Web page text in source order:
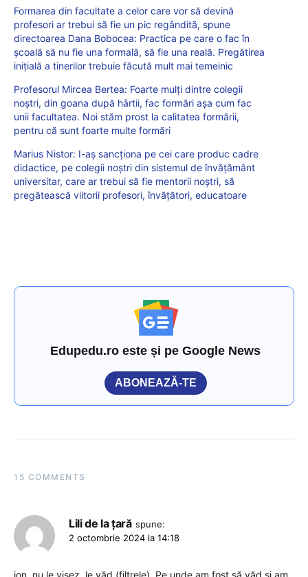
Formarea din facultate a celor care vor să devină
profesori ar trebui să fie un pic regândită, spune
directoarea Dana Bobocea: Practica pe care o fac în
școală să nu fie una formală, să fie una reală. Pregătirea
inițială a tinerilor trebuie făcută mult mai temeinic
Profesorul Mircea Bertea: Foarte mulți dintre colegii
noștri, din goana după hârtii, fac formări așa cum fac
unii facultatea. Noi stăm prost la calitatea formării,
pentru că sunt foarte multe formări
Marius Nistor: I-aș sancționa pe cei care produc cadre
didactice, pe colegii noștri din sistemul de învățământ
universitar, care ar trebui să fie mentorii noștri, să
pregătească viitorii profesori, învățători, educatoare
Edupedu.ro este și pe Google News
ABONEAZĂ-TE
15 COMMENTS
Lili de la țară spune:
2 octombrie 2024 la 14:18
ion, nu le visez, le văd (filtrele). Pe unde am fost să văd și am